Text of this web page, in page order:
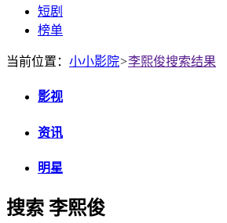
短剧
榜单
当前位置： 小小影院>李熙俊搜索结果
影视
资讯
明星
搜索 李熙俊